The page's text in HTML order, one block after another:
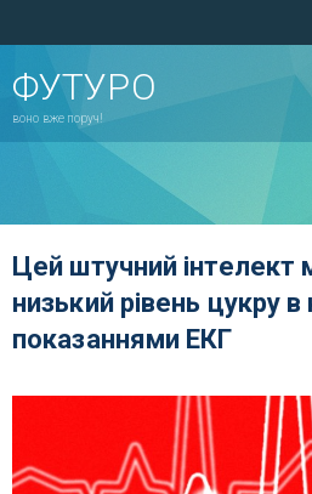
ФУТУРО
воно вже поруч!
Цей штучний інтелект
низький рівень цукру в
показаннями ЕКГ